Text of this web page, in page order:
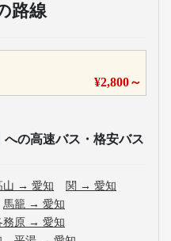
路線
¥2,800～
への高速バス・格安バス
山 → 愛知 関 → 愛知
馬籠 → 愛知
務原 → 愛知